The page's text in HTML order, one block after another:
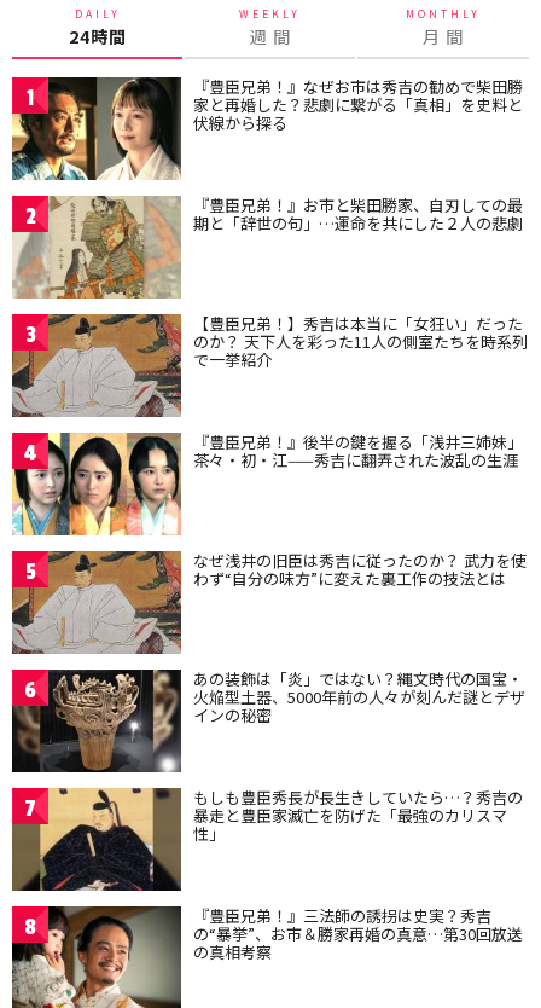
DAILY
24時間
WEEKLY
週 間
MONTHLY
月 間
1 『豊臣兄弟！』なぜお市は秀吉の勧めで柴田勝
家と再婚した？悲劇に繋がる「真相」を史料と
伏線から探る
2 『豊臣兄弟！』お市と柴田勝家、自刃しての最
期と「辞世の句」…運命を共にした２人の悲劇
3 【豊臣兄弟！】秀吉は本当に「女狂い」だった
のか？ 天下人を彩った11人の側室たちを時系列
で一挙紹介
4 『豊臣兄弟！』後半の鍵を握る「浅井三姉妹」
茶々・初・江——秀吉に翻弄された波乱の生涯
5 なぜ浅井の旧臣は秀吉に従ったのか？ 武力を使
わず“自分の味方”に変えた裏工作の技法とは
6 あの装飾は「炎」ではない？縄文時代の国宝・
火焔型土器、5000年前の人々が刻んだ謎とデザ
インの秘密
7 もしも豊臣秀長が長生きしていたら…？秀吉の
暴走と豊臣家滅亡を防げた「最強のカリスマ
性」
8 『豊臣兄弟！』三法師の誘拐は史実？秀吉
の“暴挙”、お市＆勝家再婚の真意…第30回放送
の真相考察